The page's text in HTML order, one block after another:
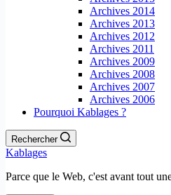
Archives 2014
Archives 2013
Archives 2012
Archives 2011
Archives 2009
Archives 2008
Archives 2007
Archives 2006
Pourquoi Kablages ?
Rechercher
Kablages
Parce que le Web, c'est avant tout